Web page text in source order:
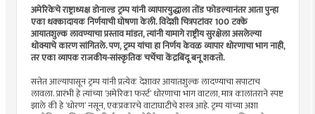
अमेरिकेचे राष्ट्राध्यक्ष डोनाल्ड ट्रम्प यांनी व्यापारयुद्धाला तोंड फोडल्यानंतर आता पुन्हा
एका धक्कादायक निर्णयाची घोषणा केली. विदेशी चित्रपटांवर 100 टक्के
आयातशुल्क लावण्याचा प्रस्ताव मांडत, त्यांनी यामागे राष्ट्रीय सुरक्षेला असलेल्या
धोक्याचे कारण सांगितले. पण, ट्रम्प यांचा हा निर्णय केवळ व्यापार धोरणाचा भाग नाही,
तर एका व्यापक राजकीय-सांस्कृतिक चर्चेचा केंद्रबिंदू बनू शकतो.
सत्तेत आल्यापासून ट्रम्प यांनी प्रत्येक देशावर आयातशुल्क लादण्याचा सपाटाच
लावला. प्रारंभी हे त्यांच्या ‘अमेरिका फर्स्ट’ धोरणाचा भाग वाटला, मात्र कालांतराने स्पष्ट
झाले की हे ‘धोरण’ नसून, एकप्रकारचे वाटाघाटीचे शस्त्र आहे. ट्रम्प यांच्या अशा